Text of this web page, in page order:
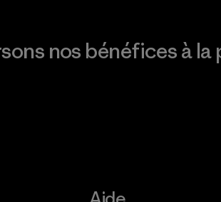
nos bénéfices à la